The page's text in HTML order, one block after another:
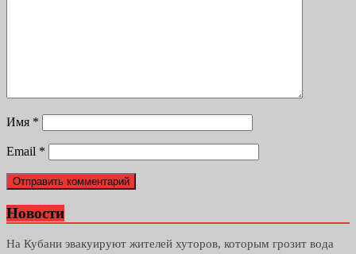
Имя *
Email *
Новости
На Кубани эвакуируют жителей хуторов, которым грозит вода